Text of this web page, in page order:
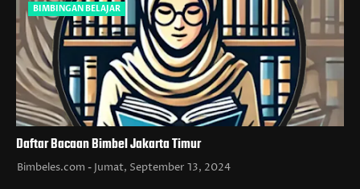
BIMBINGAN BELAJAR
Daftar Bacaan Bimbel Jakarta Timur
Bimbeles.com Jumat, September 13, 2024